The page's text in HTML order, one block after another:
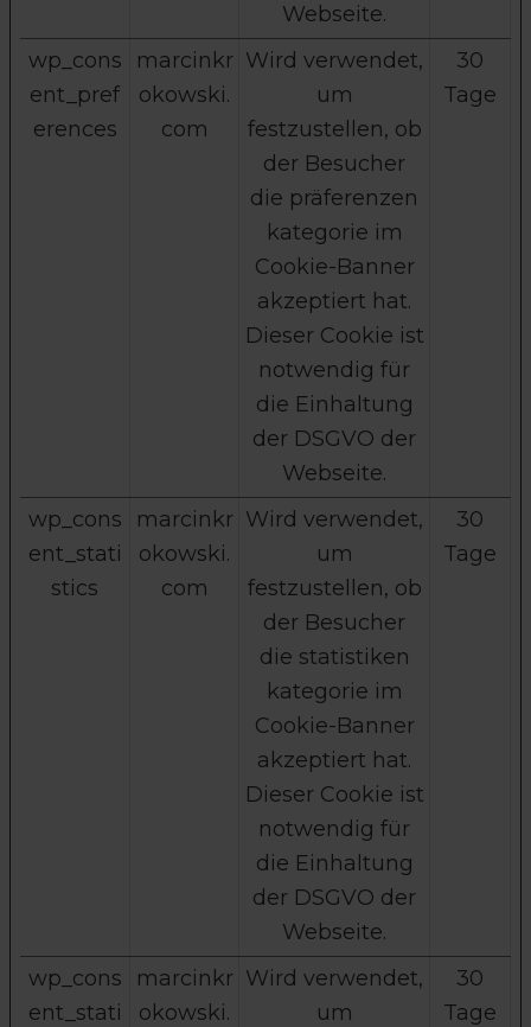
Webseite.
wp_cons
ent_pref
erences
marcinkr
okowski.
com
Wird verwendet,
um
festzustellen, ob
der Besucher
die präferenzen
kategorie im
Cookie-Banner
akzeptiert hat.
Dieser Cookie ist
notwendig für
die Einhaltung
der DSGVO der
Webseite.
30
Tage
wp_cons
ent_stati
stics
marcinkr
okowski.
com
Wird verwendet,
um
festzustellen, ob
der Besucher
die statistiken
kategorie im
Cookie-Banner
akzeptiert hat.
Dieser Cookie ist
notwendig für
die Einhaltung
der DSGVO der
Webseite.
30
Tage
wp_cons
ent_stati
marcinkr
okowski.
Wird verwendet,
um
30
Tage